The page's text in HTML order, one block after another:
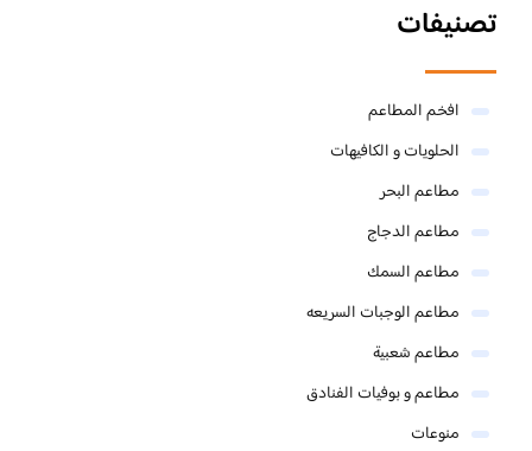
تصنيفات
افخم المطاعم
الحلويات و الكافيهات ‎
مطاعم البحر
مطاعم الدجاج
مطاعم السمك
مطاعم الوجبات السريعه
مطاعم شعبية
مطاعم و بوفيات الفنادق
منوعات